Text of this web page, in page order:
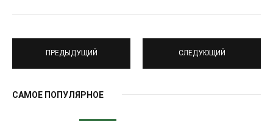
ПРЕДЫДУЩИЙ СЛЕДУЮЩИЙ
САМОЕ ПОПУЛЯРНОЕ